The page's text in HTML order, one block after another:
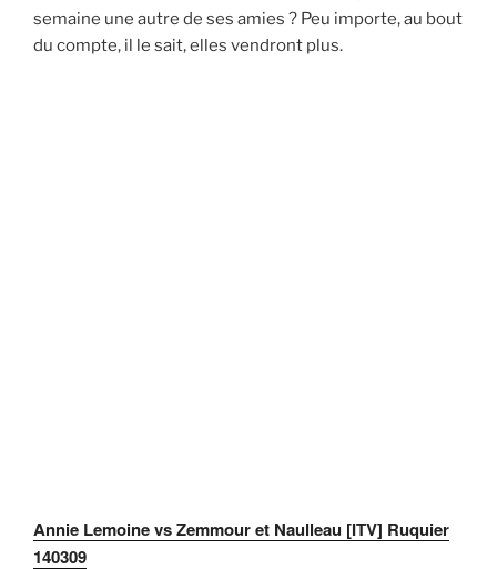
semaine une autre de ses amies ? Peu importe, au bout
du compte, il le sait, elles vendront plus.
Annie Lemoine vs Zemmour et Naulleau [ITV] Ruquier
140309